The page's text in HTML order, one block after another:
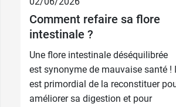
Comment refaire sa flore
intestinale ?
Une flore intestinale déséquilibrée
est synonyme de mauvaise santé ! Il
est primordial de la reconstituer
améliorer sa digestion et pour